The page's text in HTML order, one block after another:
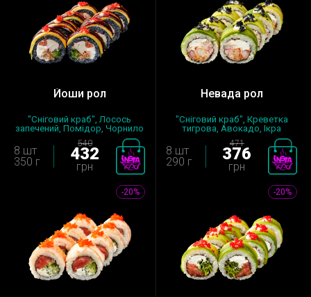
Йоши рол
"Сніговий краб", Лосось
запечений, Помідор, Чорнило
кара...
8 шт
350 г
540
432
грн
Невада рол
"Сніговий краб", Креветка
тигрова, Авокадо, Ікра
масаго,...
8 шт
290 г
471
376
грн
-20% -20%